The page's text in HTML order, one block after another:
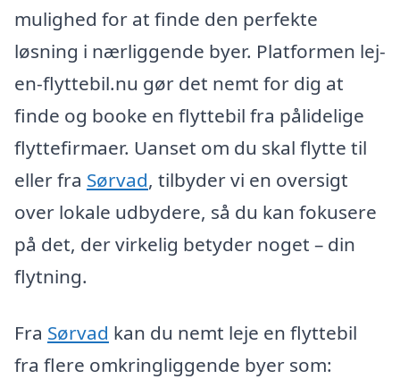
mulighed for at finde den perfekte
løsning i nærliggende byer. Platformen lej-
en-flyttebil.nu gør det nemt for dig at
finde og booke en flyttebil fra pålidelige
flyttefirmaer. Uanset om du skal flytte til
eller fra Sørvad, tilbyder vi en oversigt
over lokale udbydere, så du kan fokusere
på det, der virkelig betyder noget – din
flytning.
Fra Sørvad kan du nemt leje en flyttebil
fra flere omkringliggende byer som: